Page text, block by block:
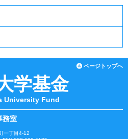
ページトップへ
学基金
University Fund
務室
一丁目4-12